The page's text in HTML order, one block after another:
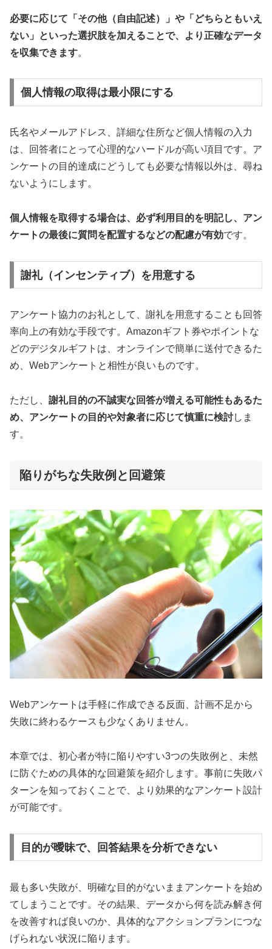
必要に応じて「その他（自由記述）」や「どちらともいえ
ない」といった選択肢を加えることで、より正確なデータ
を収集できます。
個人情報の取得は最小限にする
氏名やメールアドレス、詳細な住所など個人情報の入力
は、回答者にとって心理的なハードルが高い項目です。ア
ンケートの目的達成にどうしても必要な情報以外は、尋ね
ないようにします。
個人情報を取得する場合は、必ず利用目的を明記し、アン
ケートの最後に質問を配置するなどの配慮が有効です。
謝礼（インセンティブ）を用意する
アンケート協力のお礼として、謝礼を用意することも回答
率向上の有効な手段です。Amazonギフト券やポイントな
どのデジタルギフトは、オンラインで簡単に送付できるた
め、Webアンケートと相性が良いものです。
ただし、 謝礼目的の不誠実な回答が増える可能性もあるた
め、アンケートの目的や対象者に応じて慎重に検討しま
す。
陥りがちな失敗例と回避策
Webアンケートは手軽に作成できる反面、計画不足から
失敗に終わるケースも少なくありません。
本章では、初心者が特に陥りやすい3つの失敗例と、未然
に防ぐための具体的な回避策を紹介します。事前に失敗パ
ターンを知っておくことで、より効果的なアンケート設計
が可能です。
目的が曖昧で、回答結果を分析できない
最も多い失敗が、明確な目的がないままアンケートを始め
てしまうことです。その結果、データから何を読み解き何
を改善すれば良いのか、具体的なアクションプランにつな
げられない状況に陥ります。